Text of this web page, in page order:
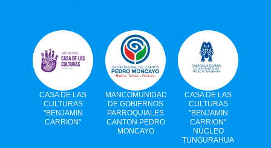
CASA DE LAS
CULTURAS
"BENJAMIN
CARRION"
MANCOMUNIDAD
DE GOBIERNOS
PARROQUIALES
CANTON PEDRO
MONCAYO
CASA DE LAS
CULTURAS
"BENJAMIN
CARRION"
NÚCLEO
TUNGURAHUA